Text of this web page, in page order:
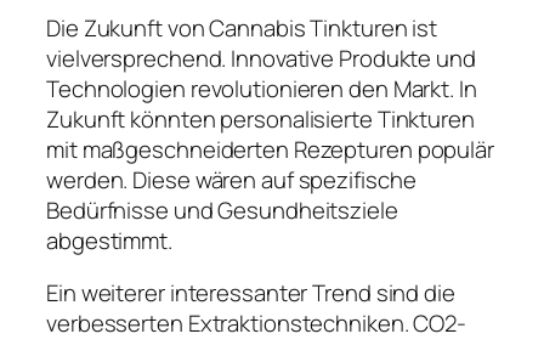
Die Zukunft von Cannabis Tinkturen ist
vielversprechend. Innovative Produkte und
Technologien revolutionieren den Markt. In
Zukunft könnten personalisierte Tinkturen
mit maßgeschneiderten Rezepturen populär
werden. Diese wären auf spezifische
Bedürfnisse und Gesundheitsziele
abgestimmt.
Ein weiterer interessanter Trend sind die
verbesserten Extraktionstechniken. CO2-